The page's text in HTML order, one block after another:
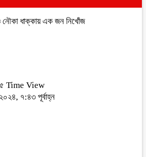
ও নৌকা ধাক্কায় এক জন নিখোঁজ
Time View
৭:৪৩ পূর্বাহ্ন